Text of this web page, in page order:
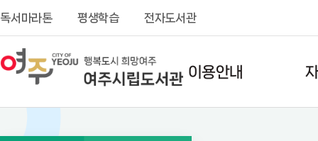
독서마라톤 평생학습 전자도서관
이용안내